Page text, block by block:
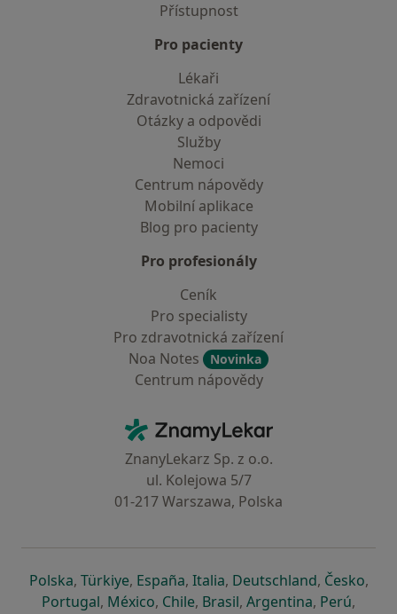
Přístupnost
Pro pacienty
Lékaři
Zdravotnická zařízení
Otázky a odpovědi
Služby
Nemoci
Centrum nápovědy
Mobilní aplikace
Blog pro pacienty
Pro profesionály
Ceník
Pro specialisty
Pro zdravotnická zařízení
Noa Notes
Novinka
Centrum nápovědy
ZnamyLekar - Hlavní stránka
ZnanyLekarz Sp. z o.o.
ul. Kolejowa 5/7
01-217 Warszawa, Polska
Polskase otevře v nové záložce
, Türkiyese otevře v nové záložce
, Españase otevře v nové záložce
, Italiase otevře v nové záložce
, Deutschlandse otevře v
, Českose
,
Portugalse otevře v nové záložce
, Méxicose otevře v nové záložce
, Chilese otevře v nové záložce
, Brasilse otevře v nové
, Argentinase otevře v
, Perúse
,